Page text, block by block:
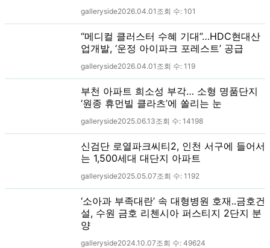
galleryside2026.04.01 조회 수: 101
“메디컬 클러스터 수혜 기대”…HDC현대산
업개발, ‘운정 아이파크 포레스트’ 공급
galleryside2026.04.01 조회 수: 119
부천 아파트 희소성 부각… 소형 명품단지
‘원종 휴먼빌 클라츠’에 쏠리는 눈
galleryside2025.06.13조회 수: 14198
신검단 로열파크씨티2, 인천 서구에 들어서
는 1,500세대 대단지 아파트
galleryside2025.05.07조회 수: 1192
‘소아과 부족대란’ 속 대형병원 호재..금호건
설, 수원 금호 리첸시아 퍼스티지 2단지 분
양
galleryside2024.10.07조회 수: 49624